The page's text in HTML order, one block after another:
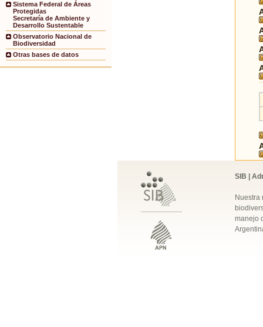
Sistema Federal de Áreas
Protegidas
Secretaría de Ambiente y
Desarrollo Sustentable
Observatorio Nacional de
Biodiversidad
Otras bases de datos
SIB |
Nuestra
manejo